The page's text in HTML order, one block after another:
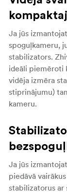
Ja jūs
spoguļkameru,
stabilizators.
ideāli piemēroti
vidēja izmēra
stiprinājumu)
kameru.
Ja jūs
piedāvā
stabilizatorus